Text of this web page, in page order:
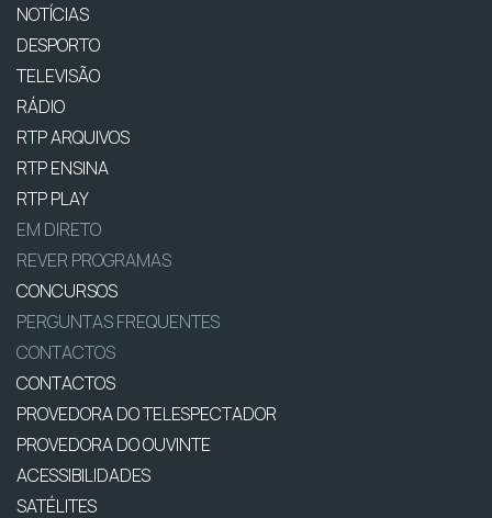
NOTÍCIAS
DESPORTO
TELEVISÃO
RÁDIO
RTP ARQUIVOS
RTP ENSINA
RTP PLAY
EM DIRETO
REVER PROGRAMAS
CONCURSOS
PERGUNTAS FREQUENTES
CONTACTOS
CONTACTOS
PROVEDORA DO TELESPECTADOR
PROVEDORA DO OUVINTE
ACESSIBILIDADES
SATÉLITES